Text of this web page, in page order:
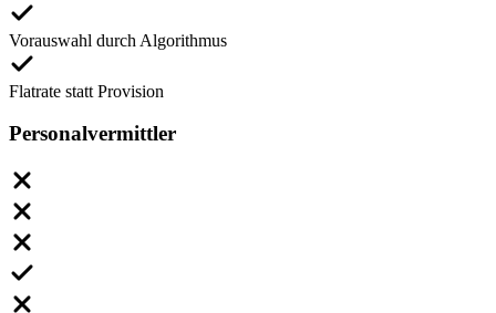
Vorauswahl durch Algorithmus
Flatrate statt Provision
Personalvermittler